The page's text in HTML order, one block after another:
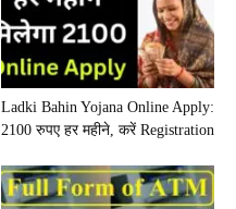
Ladki Bahin Yojana Online Apply:
2100 रुपए हर महीने, करें Registration